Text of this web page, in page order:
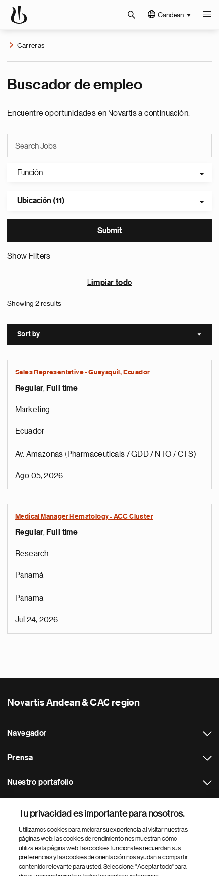
Candean
Carreras
Buscador de empleo
Encuentre oportunidades en Novartis a continuación.
Función
Ubicación (11)
Show Filters
Limpiar todo
Showing 2 results
Sort by Sort
Sales Representative - Guayaquil, Ecuador
Regular, Full time
Marketing
Ecuador
Av. Amazonas (Pharmaceuticals / GDD / NTO / CTS)
Ago 05, 2026
Medical Manager Hematology - ACC Cluster
Regular, Full time
Research
Panamá
Panama
Jul 24, 2026
Novartis Andean & CAC region
Navegador
Prensa
Nuestro portafolio
Footer Site Search
Tu privacidad es importante para nosotros.
Utilizamos cookies para mejorar su experiencia al visitar nuestras
páginas web: las cookies de rendimiento nos muestran cómo
utiliza esta página web, las cookies funcionales recuerdan sus
preferencias y las cookies de orientación nos ayudan a compartir
contenido relevante para usted. Seleccione: "Aceptar todo" para